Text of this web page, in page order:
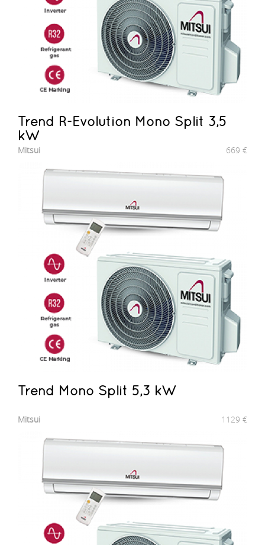
Trend R-Evolution Mono Split 3,5
kW
Mitsui 669 €
Trend Mono Split 5,3 kW
Mitsui 1129 €